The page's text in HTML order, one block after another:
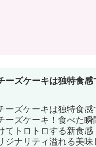
ーズケーキは独特食感
ーズケーキは独特食感
ーズケーキ！食べた
てトロトロする新食感
ジナリティ溢れる美味